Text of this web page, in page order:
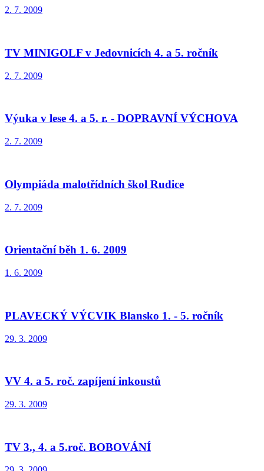
2. 7. 2009
TV MINIGOLF v Jedovnicích 4. a 5. ročník
2. 7. 2009
Výuka v lese 4. a 5. r. - DOPRAVNÍ VÝCHOVA
2. 7. 2009
Olympiáda malotřídních škol Rudice
2. 7. 2009
Orientační běh 1. 6. 2009
1. 6. 2009
PLAVECKÝ VÝCVIK Blansko 1. - 5. ročník
29. 3. 2009
VV 4. a 5. roč. zapíjení inkoustů
29. 3. 2009
TV 3., 4. a 5.roč. BOBOVÁNÍ